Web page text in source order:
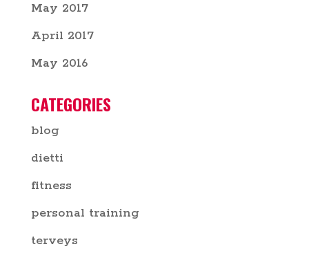
May 2017
April 2017
May 2016
CATEGORIES
blog
dietti
fitness
personal training
terveys